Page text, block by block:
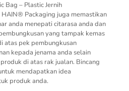
Bag – Plastic Jernih
Packaging juga memastikan
anda menepati citarasa anda dan
yang tampak kemas
atas pek pembungkusan
kepada jenama anda selain
di atas rak jualan. Bincang
mendapatkan idea
produk anda.